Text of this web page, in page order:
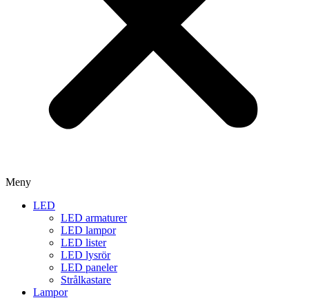
Meny
LED
LED armaturer
LED lampor
LED lister
LED lysrör
LED paneler
Strålkastare
Lampor